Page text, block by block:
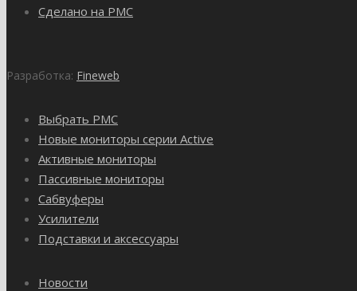
Сделано на PMC
Разработка: Fineweb
Выбрать PMC
Новые мониторы серии Active
Активные мониторы
Пассивные мониторы
Сабвуферы
Усилители
Подставки и аксессуары
Новости